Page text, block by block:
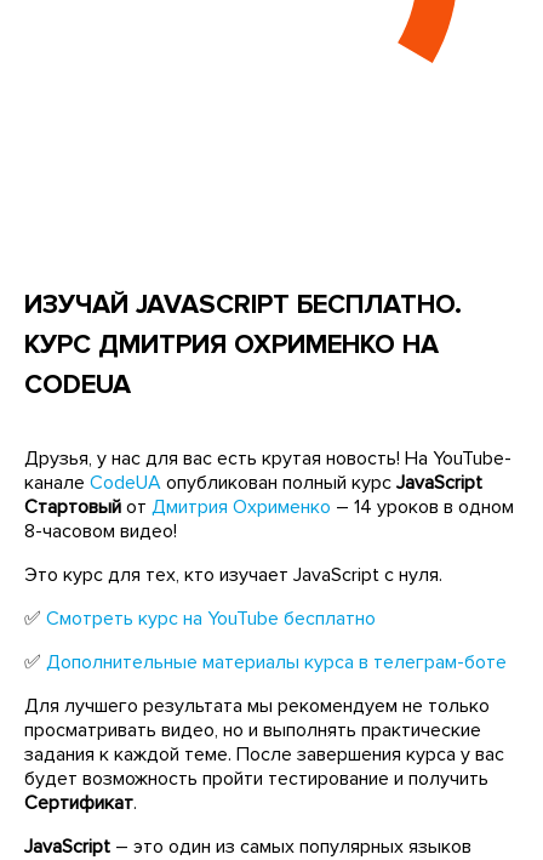
ИЗУЧАЙ JAVASCRIPT БЕСПЛАТНО.
КУРС ДМИТРИЯ ОХРИМЕНКО НА
CODEUA
Друзья, у нас для вас есть крутая новость! На YouTube-
канале CodeUA опубликован полный курс JavaScript
Стартовый от Дмитрия Охрименко – 14 уроков в одном
8-часовом видео!
Это курс для тех, кто изучает JavaScript с нуля.
✅ Смотреть курс на YouTube бесплатно
✅ Дополнительные материалы курса в телеграм-боте
Для лучшего результата мы рекомендуем не только
просматривать видео, но и выполнять практические
задания к каждой теме. После завершения курса у вас
будет возможность пройти тестирование и получить
Сертификат.
JavaScript – это один из самых популярных языков